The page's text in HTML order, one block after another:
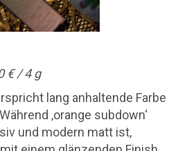
€ / 4 g
lang anhaltende Farbe
‚orange subdown‘
und modern matt ist,